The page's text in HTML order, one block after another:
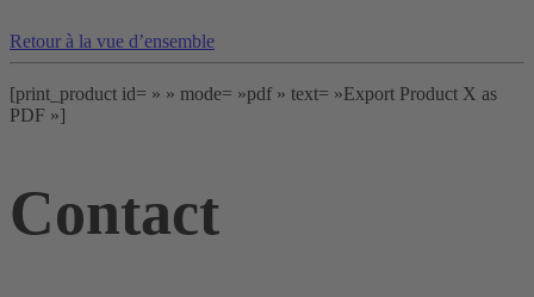
Retour à la vue d’ensemble
[print_product id= » » mode= »pdf » text= »Export Product X as
PDF »]
Contact